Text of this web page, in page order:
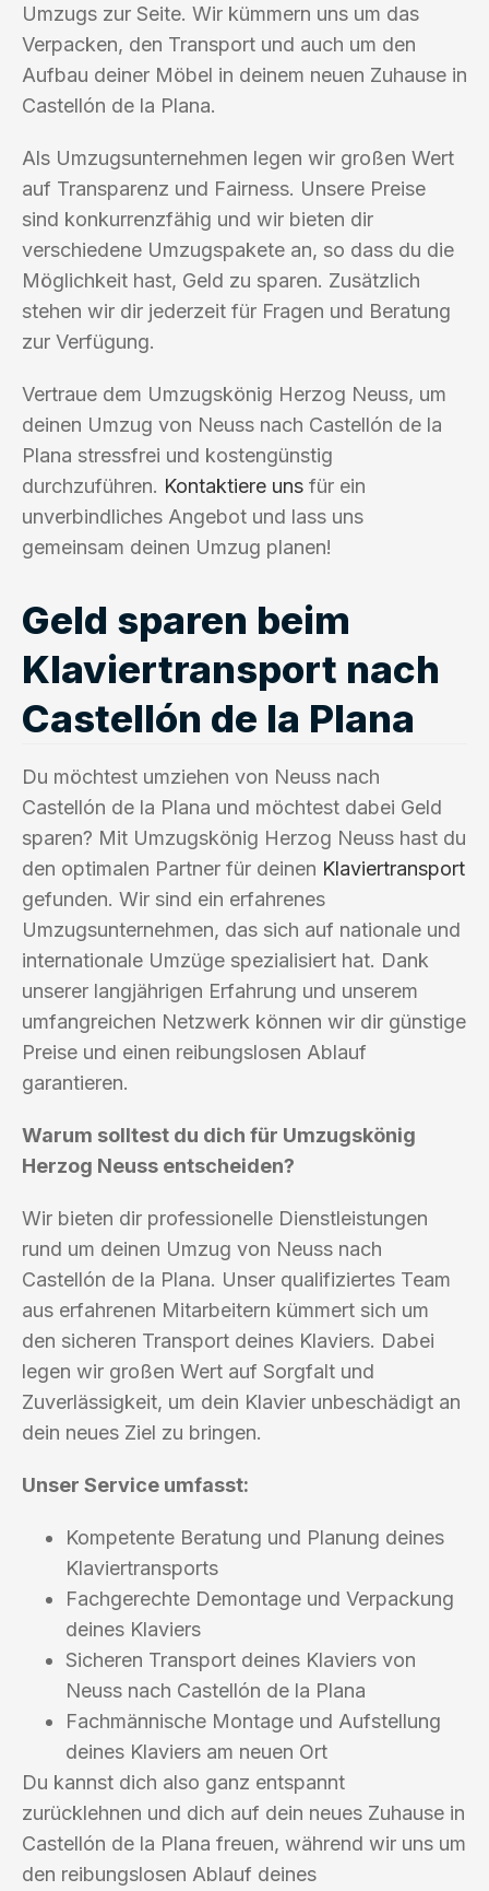
Umzugs zur Seite. Wir kümmern uns um das
Verpacken, den Transport und auch um den
Aufbau deiner Möbel in deinem neuen Zuhause in
Castellón de la Plana.
Als Umzugsunternehmen legen wir großen Wert
auf Transparenz und Fairness. Unsere Preise
sind konkurrenzfähig und wir bieten dir
verschiedene Umzugspakete an, so dass du die
Möglichkeit hast, Geld zu sparen. Zusätzlich
stehen wir dir jederzeit für Fragen und Beratung
zur Verfügung.
Vertraue dem Umzugskönig Herzog Neuss, um
deinen Umzug von Neuss nach Castellón de la
Plana stressfrei und kostengünstig
durchzuführen. Kontaktiere uns für ein
unverbindliches Angebot und lass uns
gemeinsam deinen Umzug planen!
Geld sparen beim
Klaviertransport nach
Castellón de la Plana
Du möchtest umziehen von Neuss nach
Castellón de la Plana und möchtest dabei Geld
sparen? Mit Umzugskönig Herzog Neuss hast du
den optimalen Partner für deinen Klaviertransport
gefunden. Wir sind ein erfahrenes
Umzugsunternehmen, das sich auf nationale und
internationale Umzüge spezialisiert hat. Dank
unserer langjährigen Erfahrung und unserem
umfangreichen Netzwerk können wir dir günstige
Preise und einen reibungslosen Ablauf
garantieren.
Warum solltest du dich für Umzugskönig
Herzog Neuss entscheiden?
Wir bieten dir professionelle Dienstleistungen
rund um deinen Umzug von Neuss nach
Castellón de la Plana. Unser qualifiziertes Team
aus erfahrenen Mitarbeitern kümmert sich um
den sicheren Transport deines Klaviers. Dabei
legen wir großen Wert auf Sorgfalt und
Zuverlässigkeit, um dein Klavier unbeschädigt an
dein neues Ziel zu bringen.
Unser Service umfasst:
Kompetente Beratung und Planung deines
Klaviertransports
Fachgerechte Demontage und Verpackung
deines Klaviers
Sicheren Transport deines Klaviers von
Neuss nach Castellón de la Plana
Fachmännische Montage und Aufstellung
deines Klaviers am neuen Ort
Du kannst dich also ganz entspannt
zurücklehnen und dich auf dein neues Zuhause in
Castellón de la Plana freuen, während wir uns um
den reibungslosen Ablauf deines